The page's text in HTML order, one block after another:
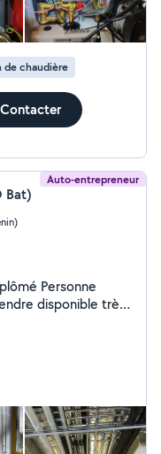
de chaudière
Contacter
Auto-entrepreneur
Bat)
disponible très
d'installation
robinetterie,
Gabriel